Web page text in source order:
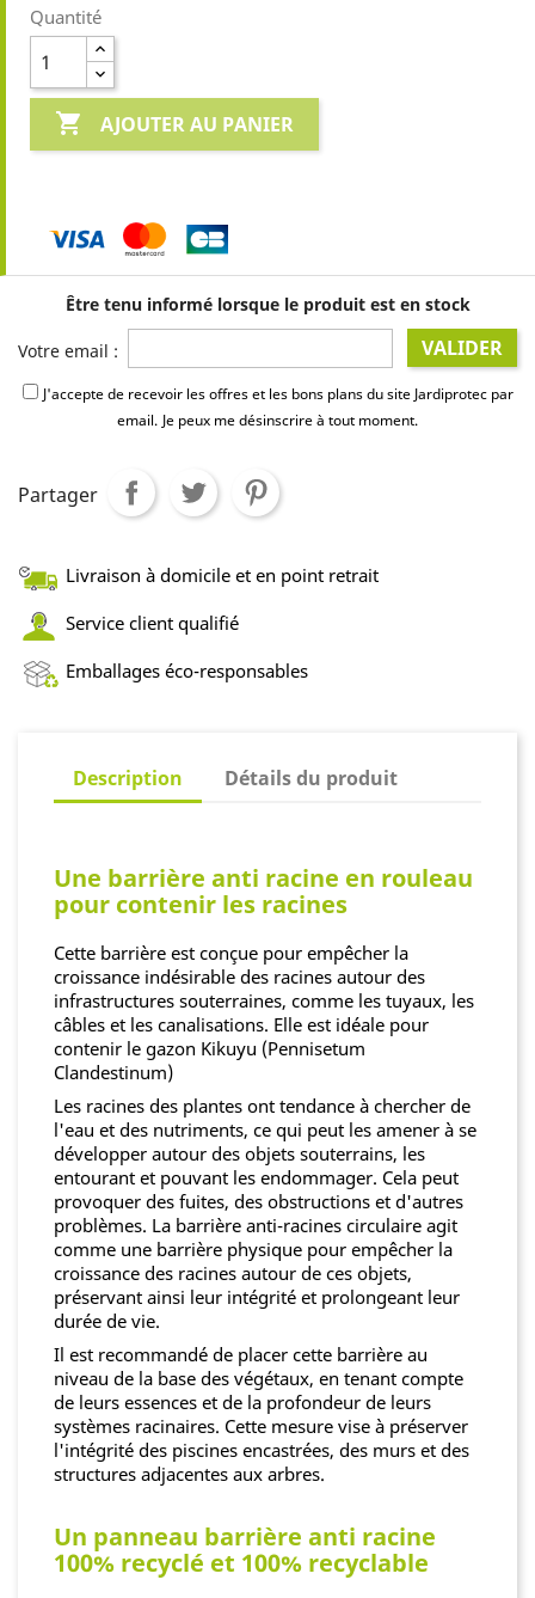
Quantité
 AJOUTER AU PANIER
Être tenu informé lorsque le produit est en stock
Votre email : VALIDER
J'accepte de recevoir les offres et les bons plans du site Jardiprotec par
email. Je peux me désinscrire à tout moment.
Partager
Livraison à domicile et en point retrait
Service client qualifié
Emballages éco-responsables
Description Détails du produit
Une barrière anti racine en rouleau
pour contenir les racines
Cette barrière est conçue pour empêcher la
croissance indésirable des racines autour des
infrastructures souterraines, comme les tuyaux, les
câbles et les canalisations. Elle est idéale pour
contenir le gazon Kikuyu (Pennisetum
Clandestinum)
Les racines des plantes ont tendance à chercher de
l'eau et des nutriments, ce qui peut les amener à se
développer autour des objets souterrains, les
entourant et pouvant les endommager. Cela peut
provoquer des fuites, des obstructions et d'autres
problèmes. La barrière anti-racines circulaire agit
comme une barrière physique pour empêcher la
croissance des racines autour de ces objets,
préservant ainsi leur intégrité et prolongeant leur
durée de vie.
Il est recommandé de placer cette barrière au
niveau de la base des végétaux, en tenant compte
de leurs essences et de la profondeur de leurs
systèmes racinaires. Cette mesure vise à préserver
l'intégrité des piscines encastrées, des murs et des
structures adjacentes aux arbres.
Un panneau barrière anti racine
100% recyclé et 100% recyclable